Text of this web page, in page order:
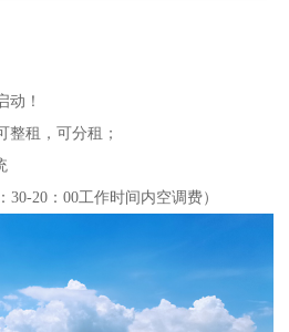
动！
整租，可分租；
20：00工作时间内空调费）